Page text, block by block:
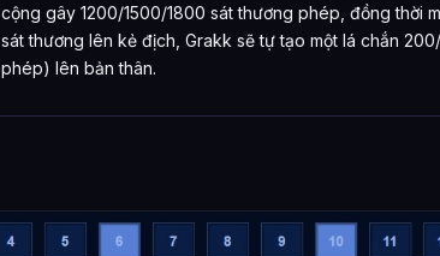
cộng gây 1200/1500/1800 sát thương phép, đồng thời
sát thương lên kẻ địch, Grakk sẽ tự tạo một lá chắn
phép) lên bản thân.